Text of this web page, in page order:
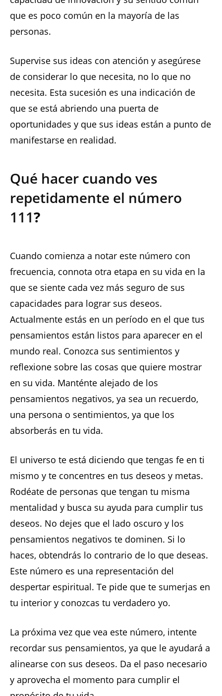
que es poco común en la mayoría de las
personas.
Supervise sus ideas con atención y asegúrese
de considerar lo que necesita, no lo que no
necesita. Esta sucesión es una indicación de
que se está abriendo una puerta de
oportunidades y que sus ideas están a punto de
manifestarse en realidad.
Qué hacer cuando ves
repetidamente el número
111?
Cuando comienza a notar este número con
frecuencia, connota otra etapa en su vida en la
que se siente cada vez más seguro de sus
capacidades para lograr sus deseos.
Actualmente estás en un período en el que tus
pensamientos están listos para aparecer en el
mundo real. Conozca sus sentimientos y
reflexione sobre las cosas que quiere mostrar
en su vida. Manténte alejado de los
pensamientos negativos, ya sea un recuerdo,
una persona o sentimientos, ya que los
absorberás en tu vida.
El universo te está diciendo que tengas fe en ti
mismo y te concentres en tus deseos y metas.
Rodéate de personas que tengan tu misma
mentalidad y busca su ayuda para cumplir tus
deseos. No dejes que el lado oscuro y los
pensamientos negativos te dominen. Si lo
haces, obtendrás lo contrario de lo que deseas.
Este número es una representación del
despertar espiritual. Te pide que te sumerjas en
tu interior y conozcas tu verdadero yo.
La próxima vez que vea este número, intente
recordar sus pensamientos, ya que le ayudará a
alinearse con sus deseos. Da el paso necesario
y aprovecha el momento para cumplir el